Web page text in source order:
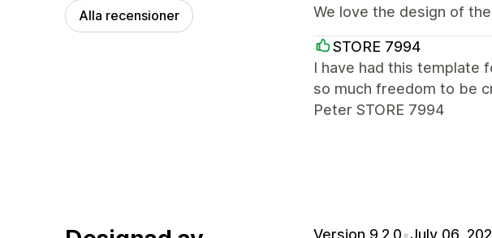
Alla recensioner We love the design of
STORE 7994
I have had this template
so much freedom to be
Peter STORE 7994
Version 9.2.0•July 06,